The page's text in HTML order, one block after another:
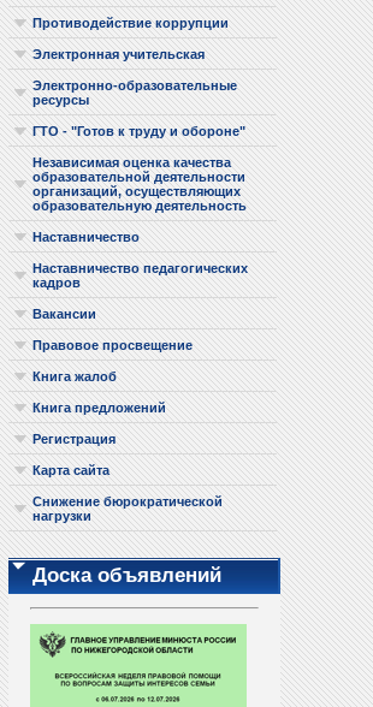
Противодействие коррупции
Электронная учительская
Электронно-образовательные
ресурсы
ГТО - "Готов к труду и обороне"
Независимая оценка качества
образовательной деятельности
организаций, осуществляющих
образовательную деятельность
Наставничество
Наставничество педагогических
кадров
Вакансии
Правовое просвещение
Книга жалоб
Книга предложений
Регистрация
Карта сайта
Снижение бюрократической
нагрузки
Доска объявлений